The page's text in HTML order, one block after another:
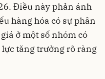
Điều này phản ánh
hàng hóa có sự phân
ở một số nhóm có
tăng trưởng rõ ràng